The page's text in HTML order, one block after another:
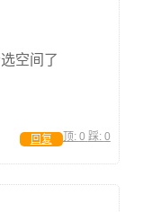
空间了
顶: 0 踩: 0
回复